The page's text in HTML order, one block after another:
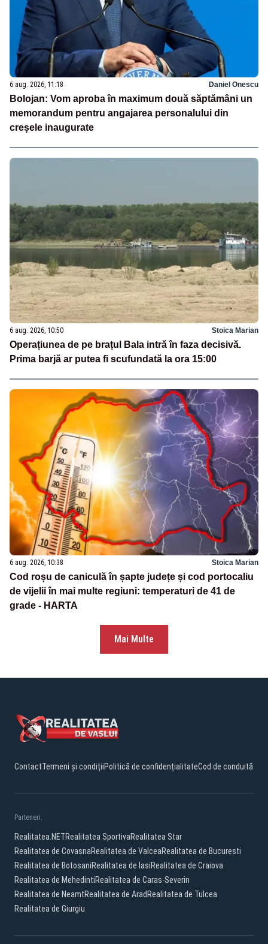
6 aug. 2026, 11:18 Daniel Onescu
Bolojan: Vom aproba în maximum două săptămâni un
memorandum pentru angajarea personalului din
creșele inaugurate
6 aug. 2026, 10:50 Stoica Marian
Operațiunea de pe brațul Bala intră în faza decisivă.
Prima barjă ar putea fi scufundată la ora 15:00
6 aug. 2026, 10:38 Stoica Marian
Cod roșu de caniculă în șapte județe și cod portocaliu
de vijelii în mai multe regiuni: temperaturi de 41 de
grade - HARTA
Mai Multe
ContactTermeni și condițiiPolitică de confidențialitateCod de conduită
Parteneri:
Realitatea.NETRealitatea SportivaRealitatea Star
Realitatea de CovasnaRealitatea de ValceaRealitatea de Bucuresti
Realitatea de BotosaniRealitatea de IasiRealitatea de Craiova
Realitatea de MehedintiRealitatea de Caras-Severin
Realitatea de NeamtRealitatea de Arad Realitatea de Tulcea
Realitatea de Giurgiu